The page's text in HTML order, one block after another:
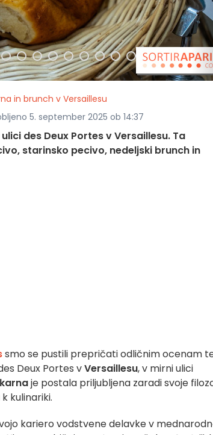
in brunch v Versaillesu
5. september 2025 ob 14:37
des Deux Portes v Versaillesu. Ta
starinsko pecivo, nedeljski brunch in
smo se pustili prepričati odličnim ocenam
Deux Portes vVersaillesu, v mirni ulici
je postala priljubljena zaradi svoje
kulinariki.
kariero vodstvene delavke v